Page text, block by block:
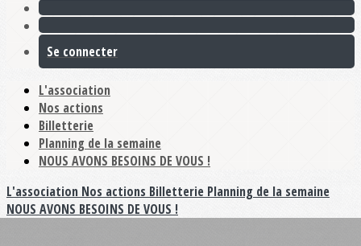
Se connecter
L'association
Nos actions
Billetterie
Planning de la semaine
NOUS AVONS BESOINS DE VOUS !
L'association Nos actions Billetterie Planning de la semaine
NOUS AVONS BESOINS DE VOUS !